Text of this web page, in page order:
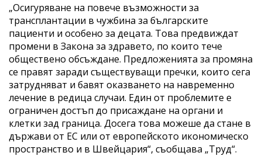
„Осигуряване на повече възможности за
трансплантации в чужбина за българските
пациенти и особено за децата. Това предвиждат
промени в Закона за здравето, по които тече
обществено обсъждане. Предложенията за промяна
се правят заради съществуващи пречки, които сега
затрудняват и бавят оказването на навременно
лечение в редица случаи. Един от проблемите е
ограничен достъп до присаждане на органи и
клетки зад граница. Досега това можеше да стане в
държави от ЕС или от европейското икономическо
пространство и в Швейцария“, съобщава „Труд“.